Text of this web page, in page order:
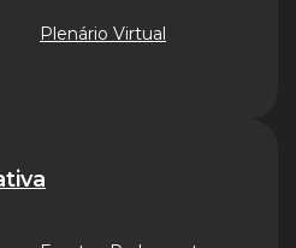
Plenário Virtual